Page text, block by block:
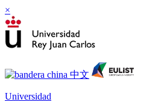
×
Universidad